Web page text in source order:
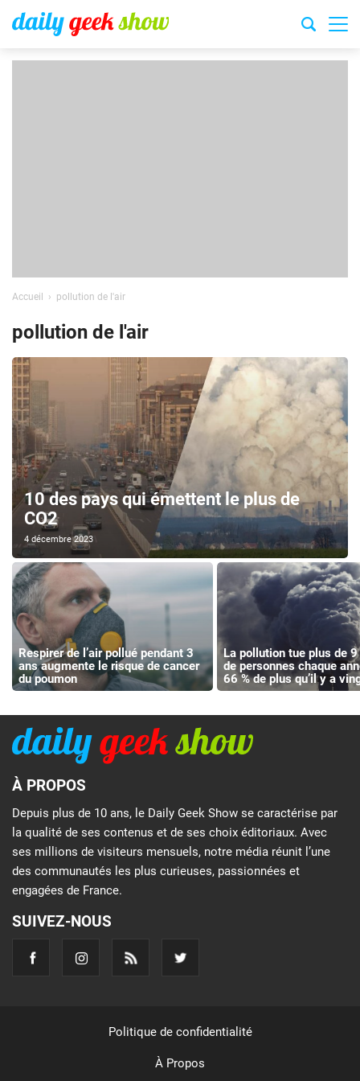
Accueil pollution de l'air
pollution de l'air
10 des pays qui émettent le plus de
CO2
4 décembre 2023
Respirer de l’air pollué pendant 3
ans augmente le risque de cancer
du poumon
La pollution tue plus de
de personnes chaque
66 % de plus qu’il y a
À PROPOS
Depuis plus de 10 ans, le Daily Geek Show se caractérise par
la qualité de ses contenus et de ses choix éditoriaux. Avec
ses millions de visiteurs mensuels, notre média réunit l’une
des communautés les plus curieuses, passionnées et
engagées de France.
SUIVEZ-NOUS
Politique de confidentialité
À Propos